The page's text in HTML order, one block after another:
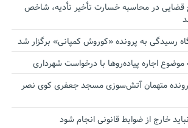
قضایی در محاسبه خسارت تأخیر تأدیه، شاخص
رسیدگی به پرونده «کوروش کمپانی» برگزار شد
اجاره پیاده‌روها با درخواست شهرداری
متهمان آتش‌سوزی مسجد جعفری کوی نصر
خارج از ضوابط قانونی انجام شود